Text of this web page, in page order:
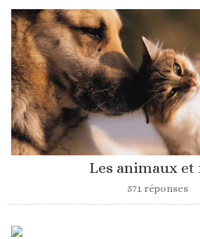
Les animaux et
571 réponses